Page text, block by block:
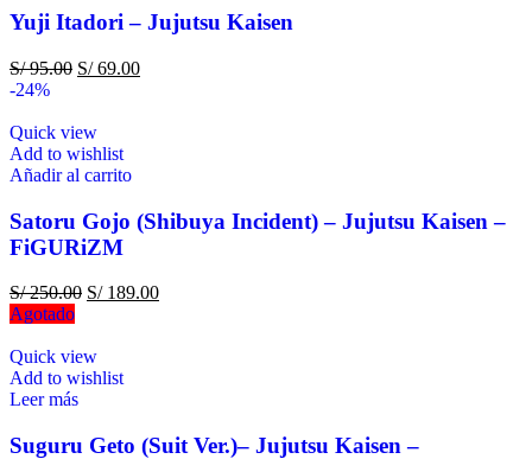
Yuji Itadori – Jujutsu Kaisen
S/95.00 S/69.00
-24%
Quick view
Add to wishlist
Añadir al carrito
Satoru Gojo (Shibuya Incident) – Jujutsu Kaisen –
FiGURiZM
S/250.00 S/189.00
Agotado
Quick view
Add to wishlist
Leer más
Suguru Geto (Suit Ver.)– Jujutsu Kaisen –